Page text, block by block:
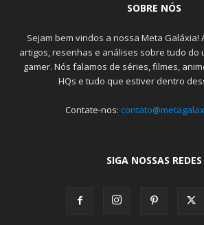
SOBRE NÓS
Sejam bem vindos a nossa Meta Galáxia!
artigos, resenhas e análises sobre tudo do
gamer. Nós falamos de séries, filmes,
HQs e tudo que estiver dentro
Contate-nos:
SIGA NOSSAS REDES